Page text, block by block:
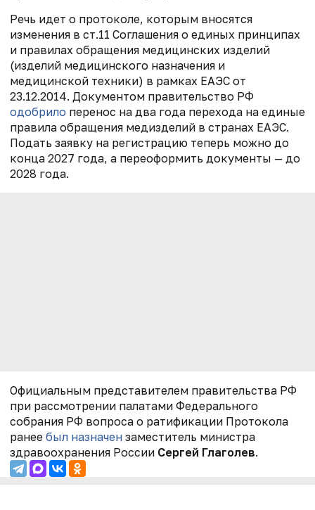
Речь идет о протоколе, которым вносятся
изменения в ст.11 Соглашения о единых принципах
и правилах обращения медицинских изделий
(изделий медицинского назначения и
медицинской техники) в рамках ЕАЭС от
23.12.2014. Документом правительство РФ
одобрило перенос на два года перехода на единые
правила обращения медизделий в странах ЕАЭС.
Подать заявку на регистрацию теперь можно до
конца 2027 года, а переоформить документы — до
2028 года.
Официальным представителем правительства РФ
при рассмотрении палатами Федерального
собрания РФ вопроса о ратификации Протокола
ранее был назначен заместитель министра
здравоохранения России Сергей Глаголев.